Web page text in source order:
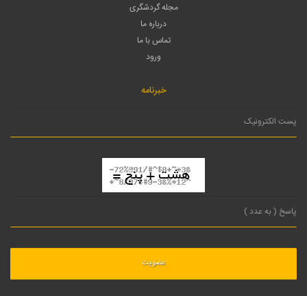
مجله گردشگری
درباره ما
تماس با ما
ورود
خبرنامه